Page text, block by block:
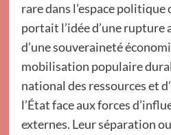
rare dans l’espace
portait l’idée d’une rupture
d’une souveraineté
mobilisation populaire
national des ressources et
l’État face aux forces
externes. Leur séparation